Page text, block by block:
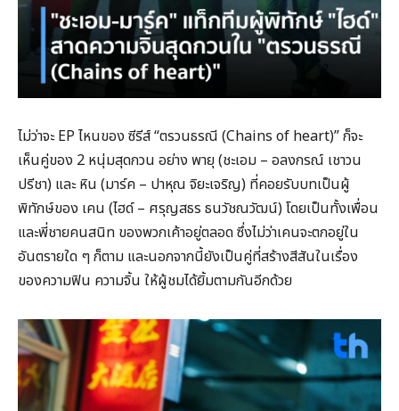
ไม่ว่าจะ EP ไหนของ ซีรีส์ “ตรวนธรณี (Chains of heart)” ก็จะ
เห็นคู่ของ 2 หนุ่มสุดกวน อย่าง พายุ (ชะเอม – อลงกรณ์ เชาวน
ปรีชา) และ หิน (มาร์ค – ปาหุณ จิยะเจริญ) ที่คอยรับบทเป็นผู้
พิทักษ์ของ เคน (ไฮด์ – ศรุญสธร ธนวัชณวัฒน์) โดยเป็นทั้งเพื่อน
และพี่ชายคนสนิท ของพวกเค้าอยู่ตลอด ซึ่งไม่ว่าเคนจะตกอยู่ใน
อันตรายใด ๆ ก็ตาม และนอกจากนี้ยังเป็นคู่ที่สร้างสีสันในเรื่อง
ของความฟิน ความจิ้น ให้ผู้ชมได้ยิ้มตามกันอีกด้วย